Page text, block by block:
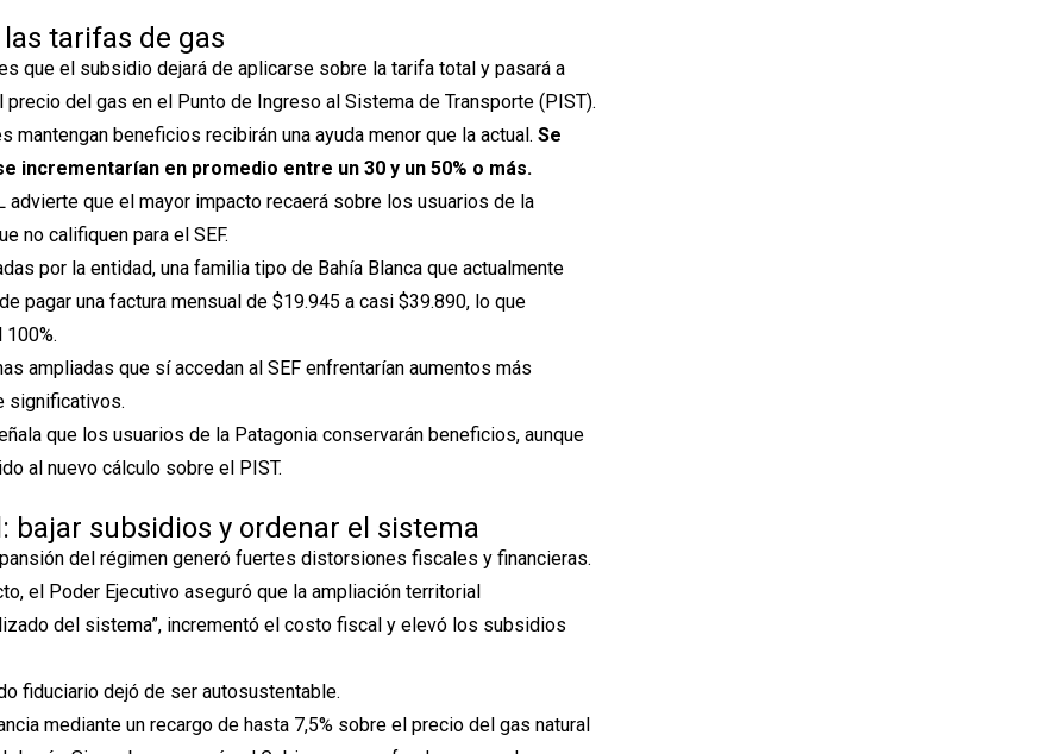
tarifas de gas
que el subsidio dejará de aplicarse sobre la tarifa total y pasará a
del gas en el Punto de Ingreso al Sistema de Transporte (PIST).
mantengan beneficios recibirán una ayuda menor que la actual.Se
incrementarían en promedio entre un 30 y un 50% o más.
advierte que el mayor impacto recaerá sobre los usuarios de la
no califiquen para el SEF.
por la entidad, una familia tipo de Bahía Blanca que actualmente
pagar una factura mensual de $19.945 a casi $39.890, lo que
100%.
ampliadas que sí accedan al SEF enfrentarían aumentos más
significativos.
que los usuarios de la Patagonia conservarán beneficios, aunque
al nuevo cálculo sobre el PIST.
bajar subsidios y ordenar el sistema
del régimen generó fuertes distorsiones fiscales y financieras.
el Poder Ejecutivo aseguró que la ampliación territorial
del sistema”, incrementó el costo fiscal y elevó los subsidios
fiduciario dejó de ser autosustentable.
mediante un recargo de hasta 7,5% sobre el precio del gas natural